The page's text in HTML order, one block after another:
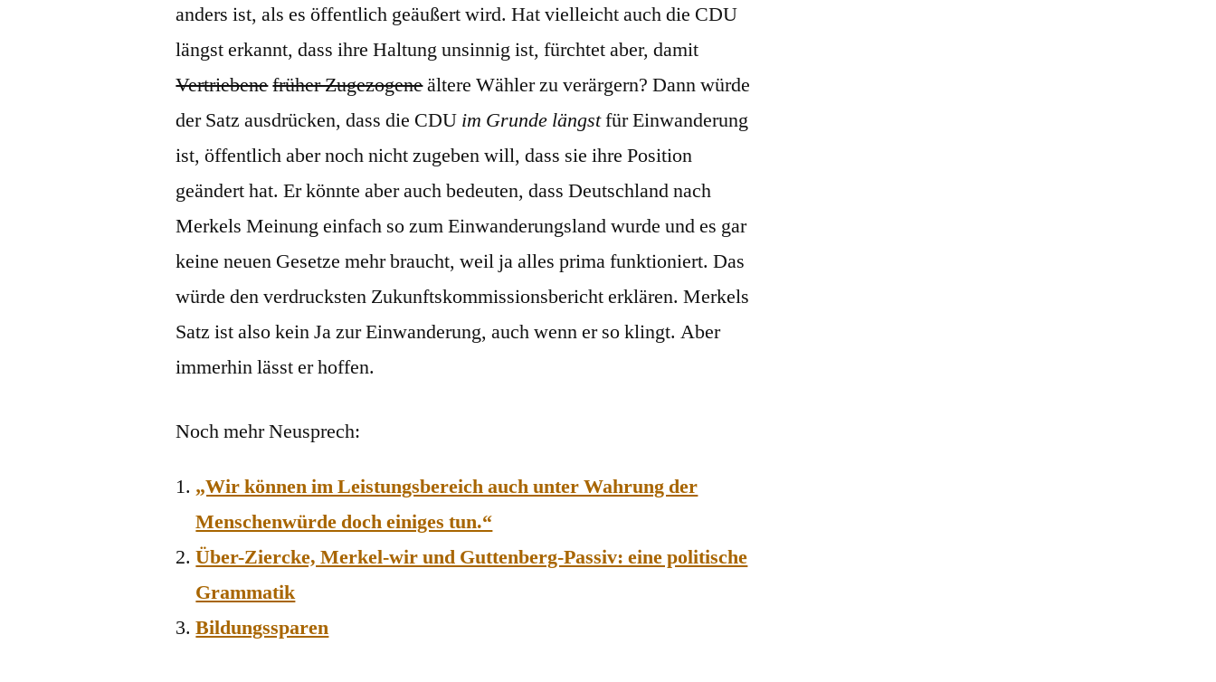
anders ist, als es öffentlich geäußert wird. Hat vielleicht auch die CDU
längst erkannt, dass ihre Haltung unsinnig ist, fürchtet aber, damit
Vertriebenefrüher Zugezogeneältere Wähler zu verärgern? Dann würde
der Satz ausdrücken, dass die CDU im Grunde längstfür Einwanderung
ist, öffentlich aber noch nicht zugeben will, dass sie ihre Position
geändert hat. Er könnte aber auch bedeuten, dass Deutschland nach
Merkels Meinung einfach so zum Einwanderungsland wurde und es gar
keine neuen Gesetze mehr braucht, weil ja alles prima funktioniert. Das
würde den verdrucksten Zukunftskommissionsbericht erklären. Merkels
Satz ist also kein Ja zur Einwanderung, auch wenn er so klingt. Aber
immerhin lässt er hoffen.
Noch mehr Neusprech:
„Wir können im Leistungsbereich auch unter Wahrung der
Menschenwürde doch einiges tun.“
Über-Ziercke, Merkel-wir und Guttenberg-Passiv: eine politische
Grammatik
Bildungssparen